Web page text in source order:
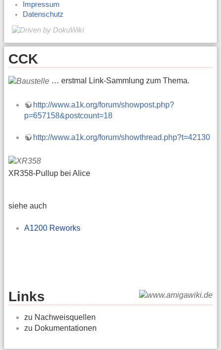
Impressum
Datenschutz
CCK
… erstmal Link-Sammlung zum Thema.
http://www.a1k.org/forum/showpost.php?
p=657158&postcount=18
http://www.a1k.org/forum/showthread.php?t=42130
XR358-Pullup bei Alice
siehe auch
A1200 Reworks
Links
zu Nachweisquellen
zu Dokumentationen